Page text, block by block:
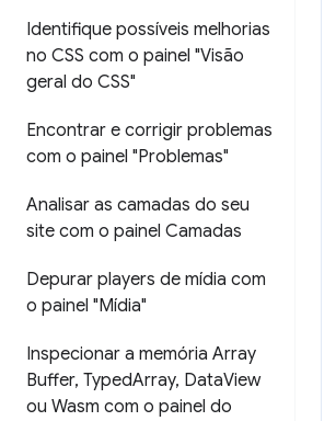
Identifique possíveis melhorias
no CSS com o painel "Visão
geral do CSS"
Encontrar e corrigir problemas
com o painel "Problemas"
Analisar as camadas do seu
site com o painel Camadas
Depurar players de mídia com
o painel "Mídia"
Inspecionar a memória Array
Buffer, TypedArray, DataView
ou Wasm com o painel do